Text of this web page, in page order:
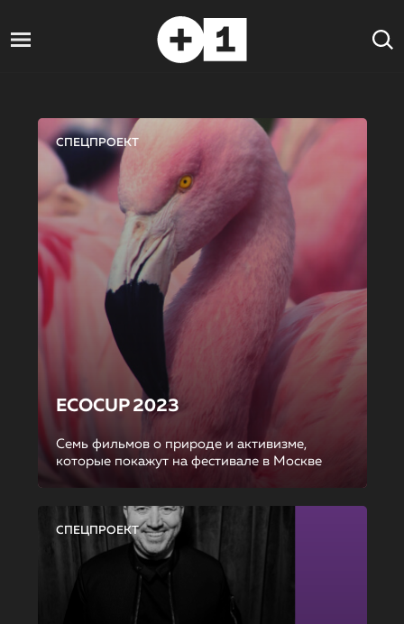
СПЕЦПРОЕКТ
ECOCUP 2023
Семь фильмов о природе и активизме,
которые покажут на фестивале в Москве
СПЕЦПРОЕКТ